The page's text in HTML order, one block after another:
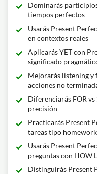
Dominarás
tiempos perfectos
Usarás Present
en contextos reales
Aplicarás YET con
significado
Mejorarás listening y
acciones no
Diferenciarás FOR
precisión
Practicarás Present
tareas tipo homework
Usarás Present
preguntas con HOW
Distinguirás Present